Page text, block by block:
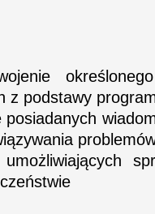
z podstawy
posiadanych